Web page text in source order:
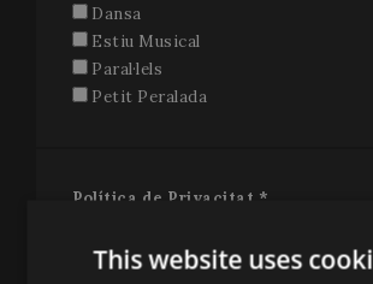
Dansa
Estiu Musical
Paral·lels
Petit Peralada
Política de Privacitat *
Política de
This website uses